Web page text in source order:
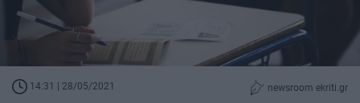
14:31 | 28/05/2021 newsroom ekriti.gr